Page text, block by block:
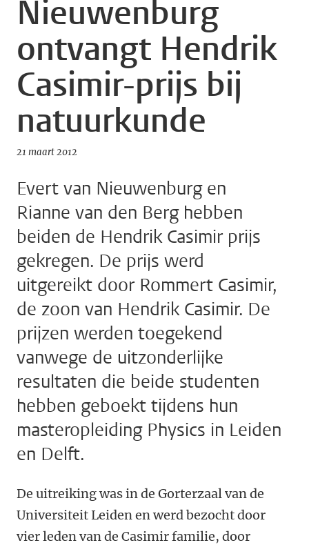
Nieuwenburg
ontvangt Hendrik
Casimir-prijs bij
natuurkunde
21 maart 2012
Evert van Nieuwenburg en
Rianne van den Berg hebben
beiden de Hendrik Casimir prijs
gekregen. De prijs werd
uitgereikt door Rommert Casimir,
de zoon van Hendrik Casimir. De
prijzen werden toegekend
vanwege de uitzonderlijke
resultaten die beide studenten
hebben geboekt tijdens hun
masteropleiding Physics in Leiden
en Delft.
De uitreiking was in de Gorterzaal van de
Universiteit Leiden en werd bezocht door
vier leden van de Casimir familie, door